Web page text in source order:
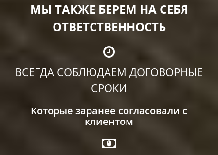
МЫ ТАКЖЕ БЕРЕМ НА СЕБЯ
ОТВЕТСТВЕННОСТЬ
ВСЕГДА СОБЛЮДАЕМ ДОГОВОРНЫЕ
СРОКИ
Которые заранее согласовали с
клиентом